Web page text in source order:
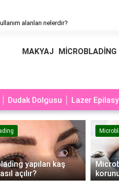
alanları nelerdir?
MAKYAJ MİCROBLADİNG
Dudak Dolgusu Lazer
yapılan kaş
açılır?